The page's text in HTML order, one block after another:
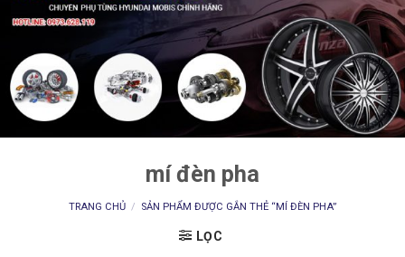
mí đèn pha
TRANG CHỦ / SẢN PHẨM ĐƯỢC GẮN THẺ “MÍ ĐÈN PHA”
LỌC